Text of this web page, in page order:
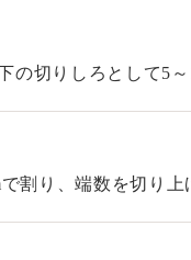
の切りしろとして5～
割り、端数を切り上